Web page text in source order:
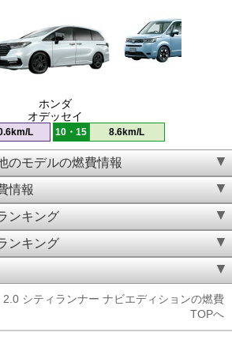
ホンダ
オデッセイ
L 10・15 8.6km/L
のモデルの燃費情報
情報
ンキング
ンキング
シティランナー ナビエディションの燃費
TOPへ